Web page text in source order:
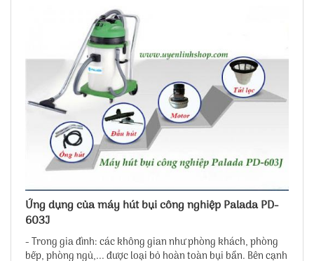
Ứng dụng của máy hút bụi công nghiệp Palada PD-
603J
- Trong gia đình: các không gian như phòng khách, phòng
bếp, phòng ngủ,... được loại bỏ hoàn toàn bụi bẩn. Bên cạnh